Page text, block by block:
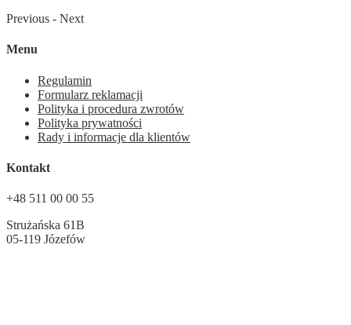
Previous - Next
Menu
Regulamin
Formularz reklamacji
Polityka i procedura zwrotów
Polityka prywatności
Rady i informacje dla klientów
Kontakt
+48 511 00 00 55
Strużańska 61B
05-119 Józefów